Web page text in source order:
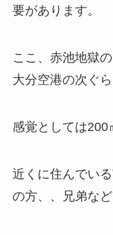
要があります。
ここ、赤池地獄
大分空港の次ぐら
感覚としては200
近くに住んでい
の方、、兄弟など